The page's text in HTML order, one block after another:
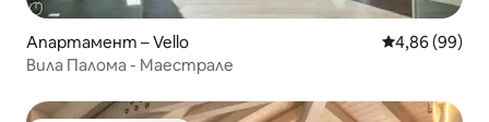
Апартамент – Vello Средна
4,86 (99)
Вила Палома - Маестрале